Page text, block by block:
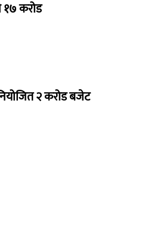
१७ करोड
२ करोड बजेट